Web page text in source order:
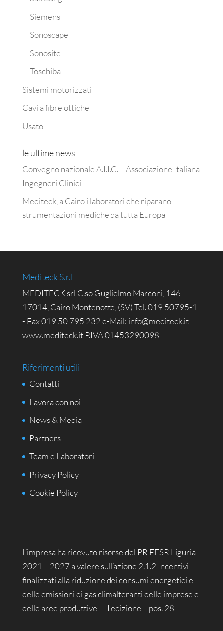
Siemens
Sonoscape
Sonosite
Toschiba
Sistemi motorizzati
Cavi a fibre ottiche
Usato
le ultime news
Convegno nazionale A.I.I.C. – Associazione Italiana
Ingegneri Clinici
Mediteck, a Cairo i laboratori che riparano
strumentazioni mediche da tutta Europa
Mediteck S.r.l
MEDITECK srl C.so Guglielmo Marconi, 146
17014, Cairo Montenotte, (SV) Tel. 019 50795-1
- Fax 019 50 795 232 e-Mail: info@mediteck.it
www.mediteck.it P.IVA 01453290098
Riferimenti utili
Contatti
Lavora con noi
News & Media
Partners
Team e Laboratori
Privacy Policy
Cookie Policy
L’impresa ha ricevuto risorse del PR FESR Liguria
2021 – 2027 a valere sull’azione 2.1.2 Incentivi
finalizzati alla riduzione dei consumi energetici e
delle emissioni di gas climalteranti delle imprese e
delle aree produttive – II edizione – pos. 28